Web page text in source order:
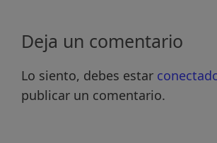
Deja un comentario
Lo siento, debes estar
publicar un comentario.